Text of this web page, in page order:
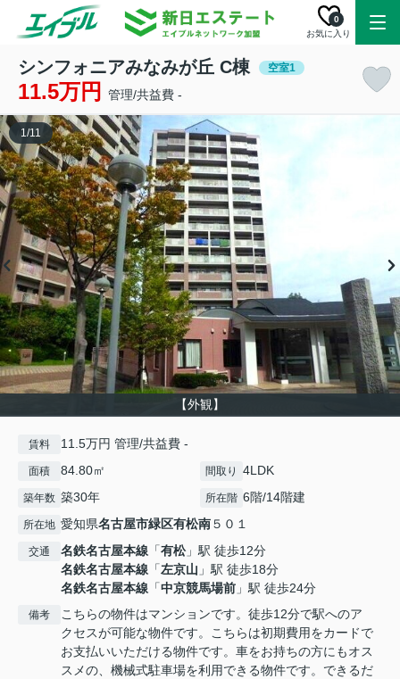
お気に入り
0
シンフォニアみなみが丘 C棟 空室1
11.5万円 管理/共益費 -
【外観】
1/11
賃料 11.5万円 管理/共益費 -
面積 84.80㎡ 間取り 4LDK
築年数 築30年 所在階 6階/14階建
所在地 愛知県名古屋市緑区有松南５０１
交通 名鉄名古屋本線 「有松」駅 徒歩12分
名鉄名古屋本線 「左京山 」駅 徒歩18分
名鉄名古屋本線 「中京競馬場前 」駅 徒歩24分
備考
こちらの物件はマンションです。徒歩12分で駅へのア
クセスが可能な物件です。こちらは初期費用をカードで
お支払いいただける物件です。車をお持ちの方にもオス
スメの、機械式駐車場を利用できる物件です。できるだ